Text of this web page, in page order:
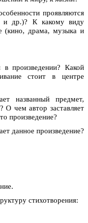
проявляются
и др.)? К какому виду
(кино, драма, музыка и
произведении? Какой
стоит в центре
названный предмет,
О чем автор заставляет
произведение?
данное произведение?
стихотворения: